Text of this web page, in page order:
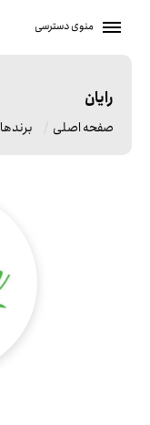
منوی دسترسی
رایان
صفحه اصلی برندها